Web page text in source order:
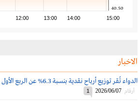
12:00 13:00 14:00 15:00
40.50
الاخبار
الدواء تُقر توزيع أرباح نقدية بنسبة 6.3% عن الربع الأول 2026
أرقام 2026/06/07
1